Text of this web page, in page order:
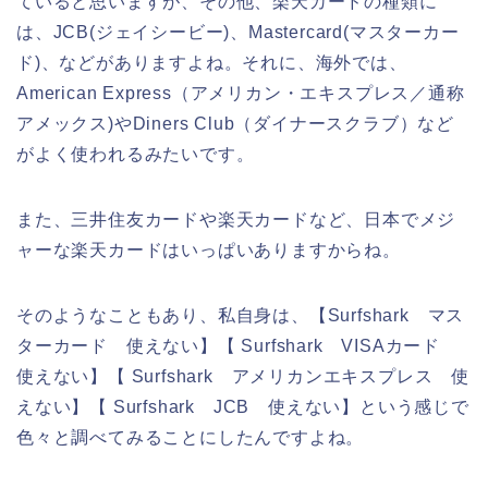
は、JCB(ジェイシービー)、Mastercard(マスターカー
ド)、などがありますよね。それに、海外では、
American Express（アメリカン・エキスプレス／通称
アメックス)やDiners Club（ダイナースクラブ）など
がよく使われるみたいです。
また、三井住友カードや楽天カードなど、日本でメジ
ャーな楽天カードはいっぱいありますからね。
そのようなこともあり、私自身は、【Surfshark マス
ターカード 使えない】【 Surfshark VISAカード
使えない】【 Surfshark アメリカンエキスプレス 使
えない】【 Surfshark JCB 使えない】という感じで
色々と調べてみることにしたんですよね。